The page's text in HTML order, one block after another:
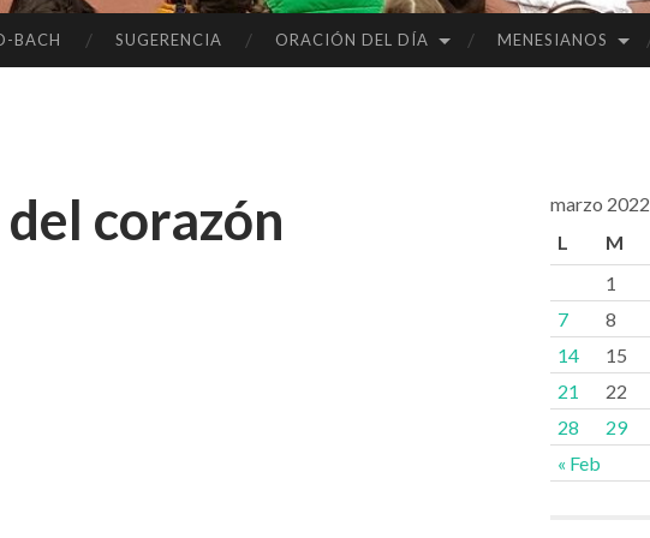
BACH SUGERENCIA ORACIÓN DEL DÍA MENESIANOS
corazón
marzo 2022
L
M
« Feb
1
7
8
14
15
21
22
28
29